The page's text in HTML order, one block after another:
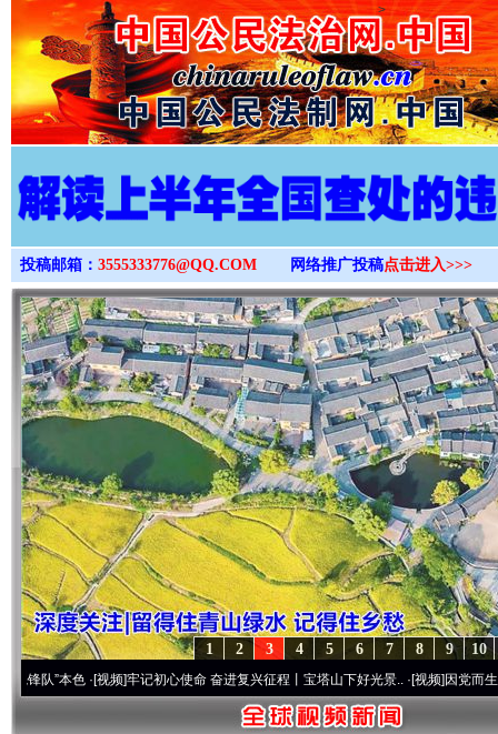
>
投稿邮箱： 3555333776@QQ.COM 网络推广投稿点击进入>>>
10
9
8
7
6
5
4
3
2
1
·[视频]牢记初心使命 奋进复兴征程丨宝塔山下好光景..·[视频]因党而生 为党而